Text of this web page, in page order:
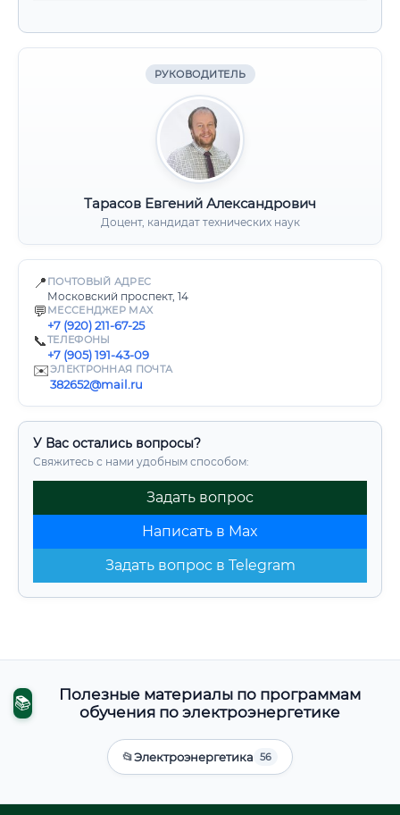
РУКОВОДИТЕЛЬ
Тарасов Евгений Александрович
Доцент, кандидат технических наук
📍 ПОЧТОВЫЙ АДРЕС
Московский проспект, 14
💬 МЕССЕНДЖЕР MAX
+7 (920) 211-67-25
📞ТЕЛЕФОНЫ
+7 (905) 191-43-09
✉️ЭЛЕКТРОННАЯ ПОЧТА
382652@mail.ru
У Вас остались вопросы?
Свяжитесь с нами удобным способом:
Задать вопрос
Написать в Max
Задать вопрос в Telegram
📚
Полезные материалы по программам
обучения по электроэнергетике
📂Электроэнергетика 56